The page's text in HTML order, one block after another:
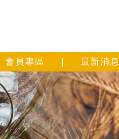
會員專區 最新消息